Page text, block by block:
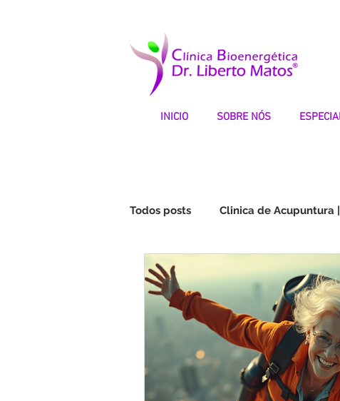
INICIO SOBRE NÓS
Todos posts Clinica de Acupuntura
Fibromialgia | Testemunhos
STOP DEPRESSÃO | Testemunhos